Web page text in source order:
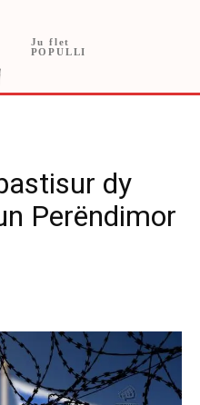
Ju flet
POPULLI
dy
Perëndimor